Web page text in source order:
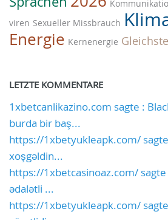
viren Sexueller Missbrauch
Energie Kernenergie
LETZTE KOMMENTARE
1xbetcanlikazino.com sagte :
burda bir baş...
https://1xbetyukleapk.com/
xoşgəldin...
https://1xbetcasinoaz.com/
ədalətli ...
https://1xbetyukleapk.com/